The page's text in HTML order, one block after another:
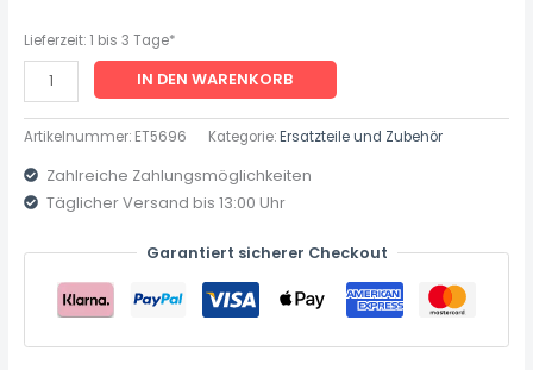
Lieferzeit:1 bis 3 Tage*
IN DEN WARENKORB
Artikelnummer: ET5696 Kategorie:Ersatzteile und Zubehör
Zahlreiche Zahlungsmöglichkeiten
Täglicher Versand bis 13:00 Uhr
Garantiert sicherer Checkout